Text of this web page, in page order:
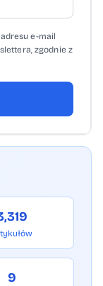
e-mail
zgodnie z
9